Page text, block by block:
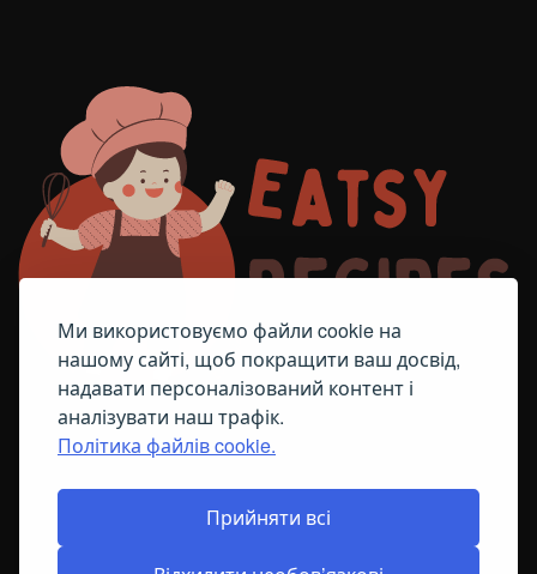
Ми використовуємо файли cookie на
нашому сайті, щоб покращити ваш досвід,
надавати персоналізований контент і
аналізувати наш трафік.
Політика файлів cookie.
Прийняти всі
ПОЛІТИКА ЩОДО ФАЙЛІВ COOKIE